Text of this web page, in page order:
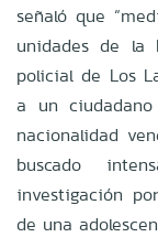
señaló que
unidades de la
policial de Los
a un
nacionalidad
buscado
investigación
de una